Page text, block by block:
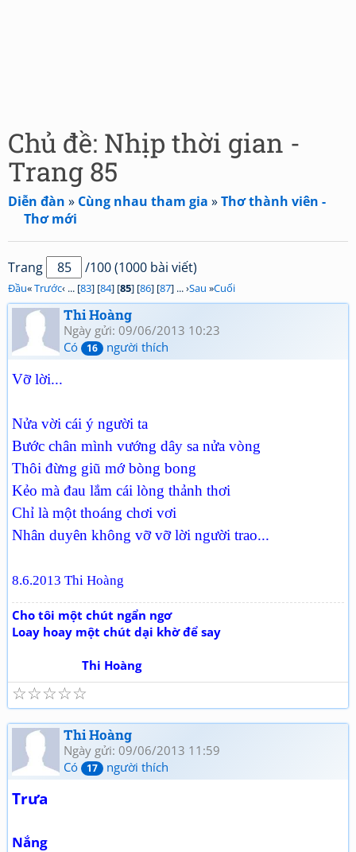
Chủ đề: Nhịp thời gian -
Trang 85
Diễn đàn » Cùng nhau tham gia »Thơ thành viên -
Thơ mới
Trang /100 (1000 bài viết)
Đầu«Trước‹ ... [83] [84] [85] [86] [87] ... ›Sau »Cuối
Thi Hoàng
Ngày gửi: 09/06/2013 10:23
Có
16 người thích
Vỡ lời...
Nửa vời cái ý người ta
Bước chân mình vướng dây sa nửa vòng
Thôi đừng giũ mớ bòng bong
Kẻo mà đau lắm cái lòng thảnh thơi
Chỉ là một thoáng chơi vơi
Nhân duyên không vỡ vỡ lời người trao...
8.6.2013 Thi Hoàng
Cho tôi một chút ngẩn ngơ
Loay hoay một chút dại khờ để say
Thi Hoàng
☆
☆
☆
☆
☆
Thi Hoàng
Ngày gửi: 09/06/2013 11:59
Có
17 người thích
Trưa
Nắng